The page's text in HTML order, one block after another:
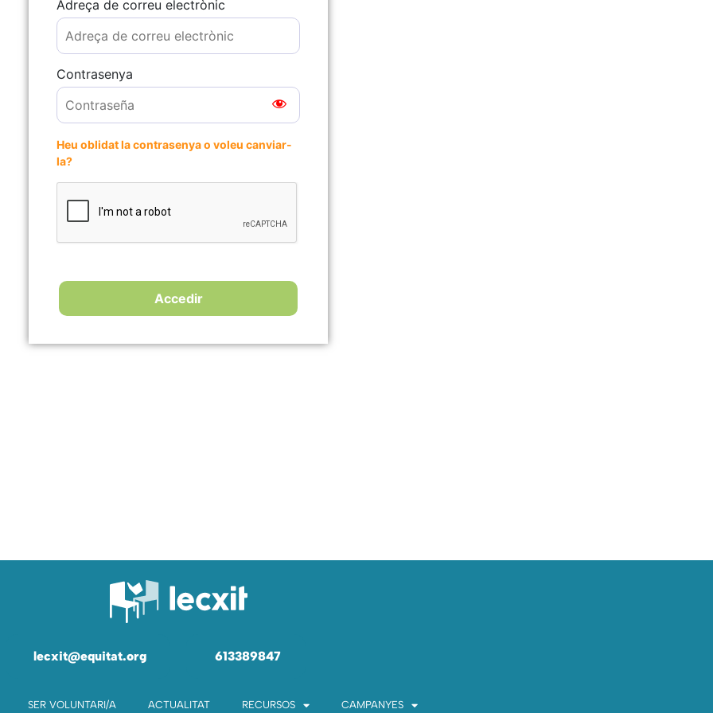
Adreça de correu electrònic
Contrasenya
Heu oblidat la contrasenya o voleu canviar-
la?
lecxit@equitat.org 613389847
SER VOLUNTARI/A ACTUALITAT RECURSOS CAMPANYES